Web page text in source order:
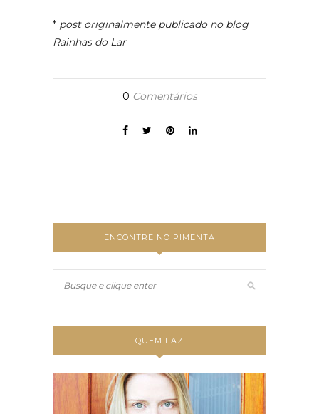
* post originalmente publicado no blog
Rainhas do Lar
0 Comentários
ENCONTRE NO PIMENTA
QUEM FAZ